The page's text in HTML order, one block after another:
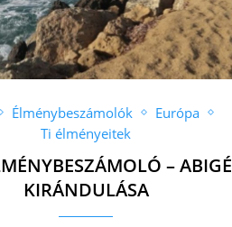
Élménybeszámolók
Európa
Ti élményeitek
–
KIRÁNDULÁSA